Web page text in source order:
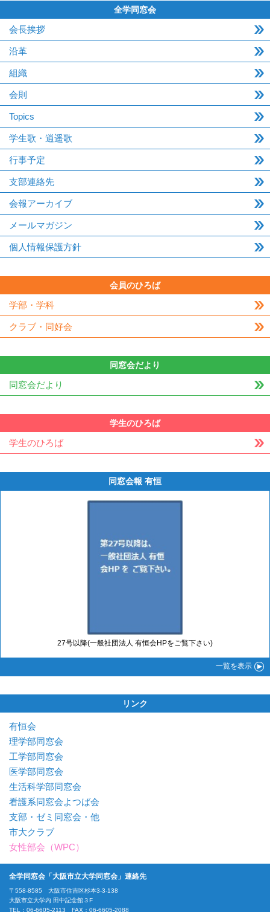
全学同窓会
会長挨拶
沿革
組織
会則
Topics
学生歌・逍遥歌
行事予定
支部連絡先
会報アーカイブ
メールマガジン
個人情報保護方針
会員のひろば
学部・学科
クラブ・同好会
同窓会だより
同窓会だより
学生のひろば
学生のひろば
同窓会報 有恒
27号以降(一般社団法人 有恒会HPをご覧下さい)
一覧を表示
リンク
有恒会
理学部同窓会
工学部同窓会
医学部同窓会
生活科学部同窓会
看護系同窓会よつば会
支部・ゼミ同窓会・他
市大クラブ
女性部会（WPC）
全学同窓会「大阪市立大学同窓会」連絡先
〒558-8585 大阪市住吉区杉本3-3-138
大阪市立大学内 田中記念館３F
TEL：06-6605-2113 FAX：06-6605-2088